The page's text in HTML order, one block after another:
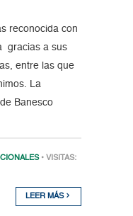
reconocida con
gracias a sus
entre las que
La
Banesco
• VISITAS:
LEER MÁS